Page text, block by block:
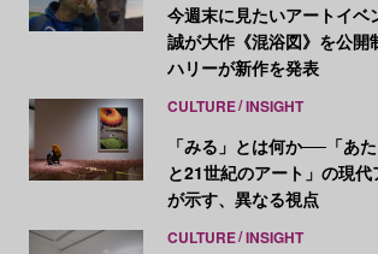
今週末に見たいアートイベ
誠が大作《混浴図》を公開
ハリーが新作を発表
CULTURE INSIGHT
「みる」とは何か──「あ
と21世紀のアート」の現
が示す、異なる視点
CULTURE INSIGHT